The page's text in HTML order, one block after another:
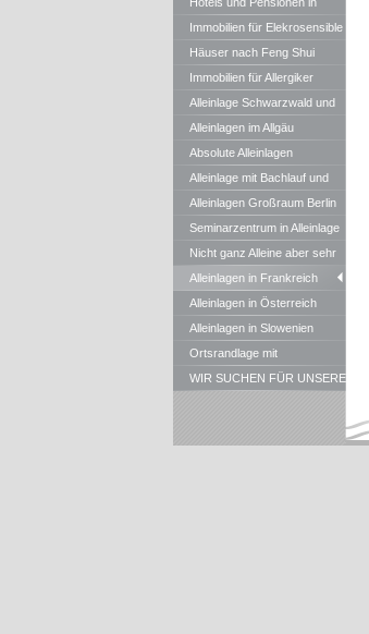
Alleinlage
Immobilien für Elekrosensible
Häuser nach Feng Shui
Regeln
Immobilien für Allergiker
Alleinlage Schwarzwald und
BWAlleinlagen im Allgäu
Absolute Alleinlagen
Alleinlage mit Bachlauf und
Teichen in Bayern
Alleinlagen Großraum Berlin
Seminarzentrum in Alleinlage
Nicht ganz Alleine aber sehr
gute , ruhige Waldrandlagen
Alleinlagen in Frankreich
Alleinlagen in Österreich
Alleinlagen in Slowenien
Ortsrandlage mit
Panoramablick
WIR SUCHEN FÜR UNSERE